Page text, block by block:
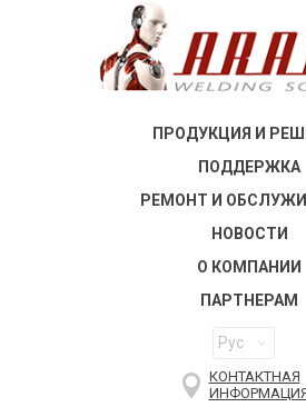
ПРОДУКЦИЯ И
ПОДДЕРЖКА
РЕМОНТ И
НОВОСТИ
О КОМПАНИИ
ПАРТНЕРАМ
Рус
КОНТАКТНАЯ